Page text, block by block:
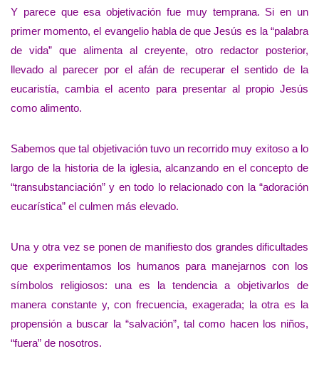
Y parece que esa objetivación fue muy temprana. Si en un
primer momento, el evangelio habla de que Jesús es la “palabra
de vida” que alimenta al creyente, otro redactor posterior,
llevado al parecer por el afán de recuperar el sentido de la
eucaristía, cambia el acento para presentar al propio Jesús
como alimento.
Sabemos que tal objetivación tuvo un recorrido muy exitoso a lo
largo de la historia de la iglesia, alcanzando en el concepto de
“transubstanciación” y en todo lo relacionado con la “adoración
eucarística” el culmen más elevado.
Una y otra vez se ponen de manifiesto dos grandes dificultades
que experimentamos los humanos para manejarnos con los
símbolos religiosos: una es la tendencia a objetivarlos de
manera constante y, con frecuencia, exagerada; la otra es la
propensión a buscar la “salvación”, tal como hacen los niños,
“fuera” de nosotros.